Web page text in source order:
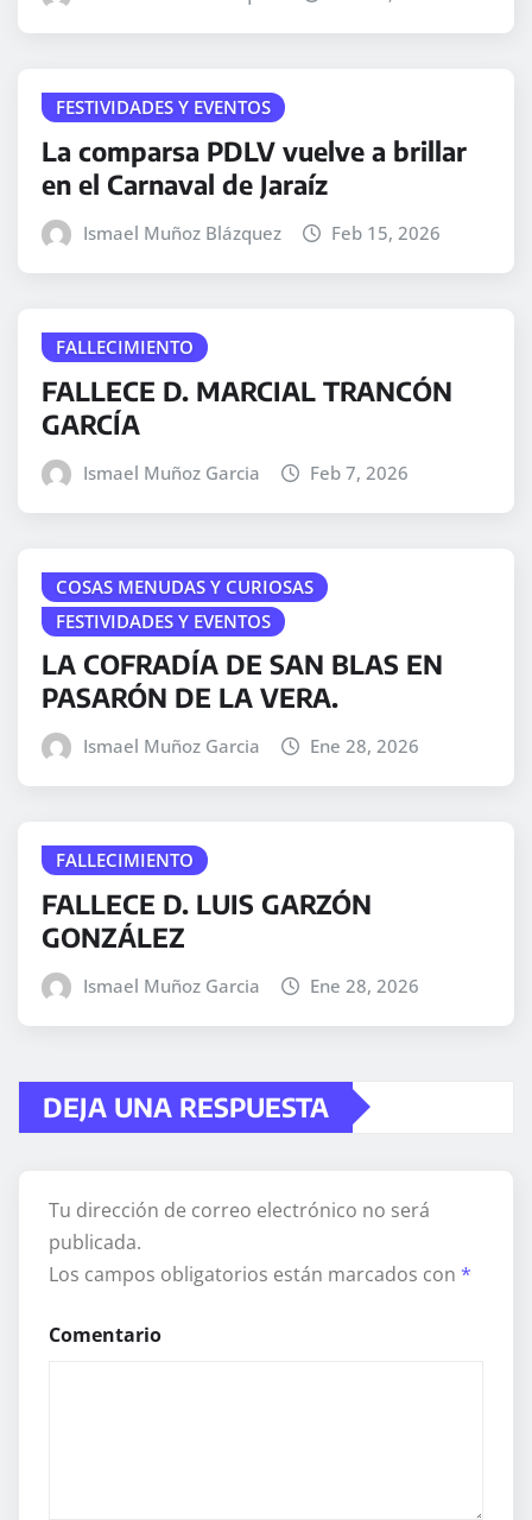
FESTIVIDADES Y EVENTOS
La comparsa PDLV vuelve a brillar
en el Carnaval de Jaraíz
Ismael Muñoz Blázquez Feb 15, 2026
FALLECIMIENTO
FALLECE D. MARCIAL TRANCÓN
GARCÍA
Ismael Muñoz Garcia Feb 7, 2026
COSAS MENUDAS Y CURIOSAS
FESTIVIDADES Y EVENTOS
LA COFRADÍA DE SAN BLAS EN
PASARÓN DE LA VERA.
Ismael Muñoz Garcia Ene 28, 2026
FALLECIMIENTO
FALLECE D. LUIS GARZÓN
GONZÁLEZ
Ismael Muñoz Garcia Ene 28, 2026
DEJA UNA RESPUESTA
Tu dirección de correo electrónico no será
publicada.
Los campos obligatorios están marcados con *
Comentario